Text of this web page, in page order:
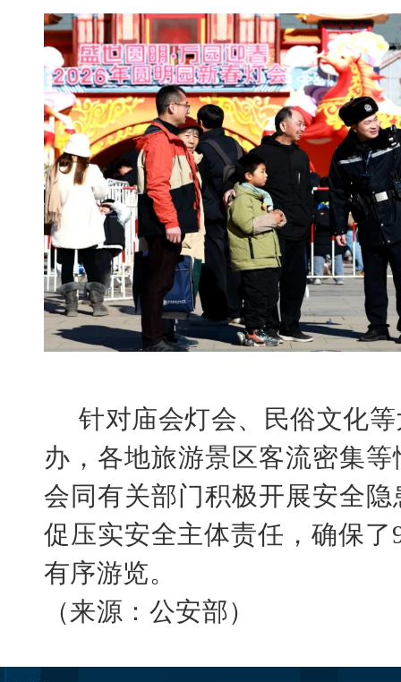
针对庙会灯会、民俗文化
办，各地旅游景区客流密集
会同有关部门积极开展安全
促压实安全主体责任，确保了
有序游览。
（来源：公安部）